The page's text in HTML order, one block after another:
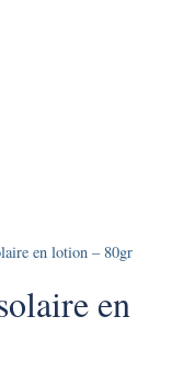
en lotion – 80gr
en